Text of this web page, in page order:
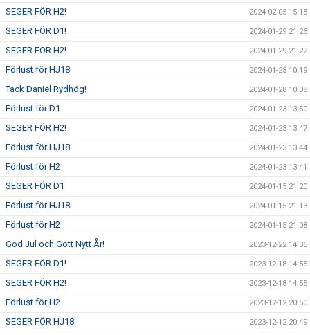
SEGER FÖR H2! 2024-02-05 15:18
SEGER FÖR D1! 2024-01-29 21:26
SEGER FÖR H2! 2024-01-29 21:22
Förlust för HJ18 2024-01-28 10:19
Tack Daniel Rydhög! 2024-01-28 10:08
Förlust för D1 2024-01-23 13:50
SEGER FÖR H2! 2024-01-23 13:47
Förlust för HJ18 2024-01-23 13:44
Förlust för H2 2024-01-23 13:41
SEGER FÖR D1 2024-01-15 21:20
Förlust för HJ18 2024-01-15 21:13
Förlust för H2 2024-01-15 21:08
God Jul och Gott Nytt År! 2023-12-22 14:35
SEGER FÖR D1! 2023-12-18 14:55
SEGER FÖR H2! 2023-12-18 14:55
Förlust för H2 2023-12-12 20:50
SEGER FÖR HJ18 2023-12-12 20:49